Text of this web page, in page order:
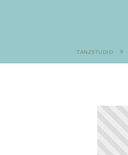
TANZSTUDIO »